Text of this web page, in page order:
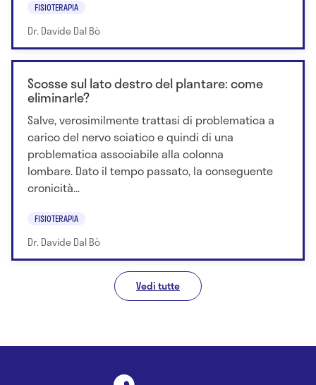
FISIOTERAPIA
Dr. Davide Dal Bò
Scosse sul lato destro del plantare: come
eliminarle?
Salve, verosimilmente trattasi di problematica a
carico del nervo sciatico e quindi di una
problematica associabile alla colonna
lombare. Dato il tempo passato, la conseguente
cronicità...
FISIOTERAPIA
Dr. Davide Dal Bò
Vedi tutte